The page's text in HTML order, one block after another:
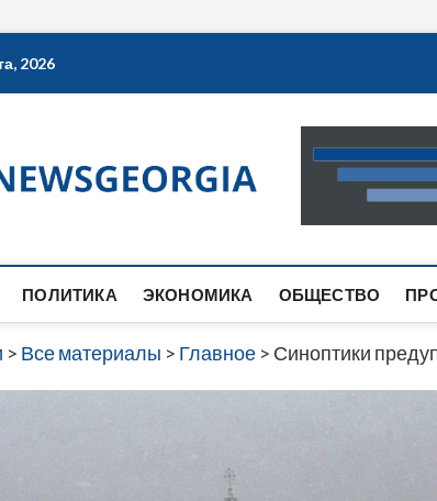
2026
САМАЯ
САЙТЕ ВЫ
ПОЛИТИКА ЭКОНОМИКА ОБЩЕСТВО
> Все материалы > Главное > Синоптики